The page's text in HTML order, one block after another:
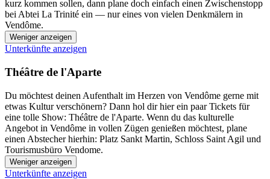
kurz kommen sollen, dann plane doch einfach einen Zwischenstopp
bei Abtei La Trinité ein — nur eines von vielen Denkmälern in
Vendôme.
Weniger anzeigen
Unterkünfte anzeigen
Théâtre de l'Aparte
Du möchtest deinen Aufenthalt im Herzen von Vendôme gerne mit
etwas Kultur verschönern? Dann hol dir hier ein paar Tickets für
eine tolle Show: Théâtre de l'Aparte. Wenn du das kulturelle
Angebot in Vendôme in vollen Zügen genießen möchtest, plane
einen Abstecher hierhin: Platz Sankt Martin, Schloss Saint Agil und
Tourismusbüro Vendome.
Weniger anzeigen
Unterkünfte anzeigen